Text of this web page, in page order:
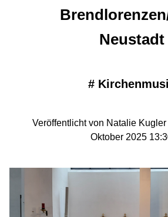
Neustadt
#
Veröffentlicht von Natalie
Oktober 2025